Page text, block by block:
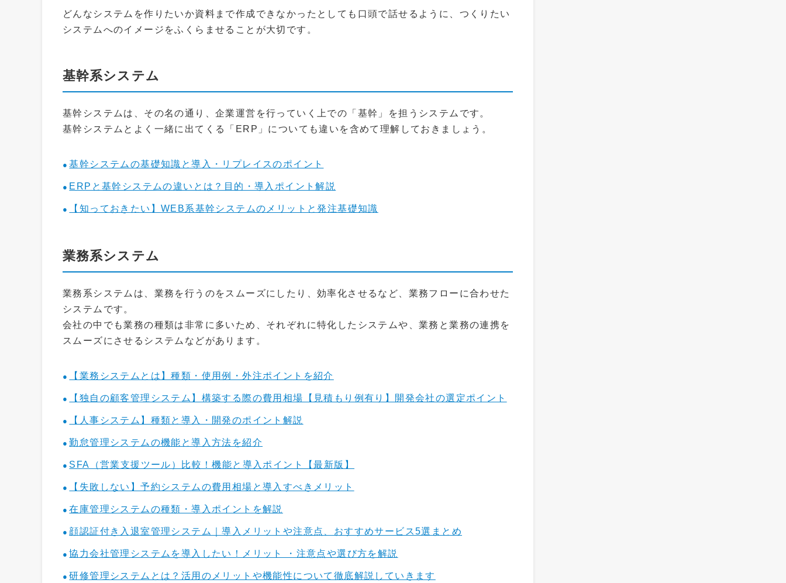
どんなシステムを作りたいか資料まで作成できなかったとしても口頭で話せるように、つくりたい
システムへのイメージをふくらませることが大切です。
基幹系システム
基幹システムは、その名の通り、企業運営を行っていく上での「基幹」を担うシステムです。
基幹システムとよく一緒に出てくる「ERP」についても違いを含めて理解しておきましょう。
基幹システムの基礎知識と導入・リプレイスのポイント
ERPと基幹システムの違いとは？目的・導入ポイント解説
【知っておきたい】WEB系基幹システムのメリットと発注基礎知識
業務系システム
業務系システムは、業務を行うのをスムーズにしたり、効率化させるなど、業務フローに合わせた
システムです。
会社の中でも業務の種類は非常に多いため、それぞれに特化したシステムや、業務と業務の連携を
スムーズにさせるシステムなどがあります。
【業務システムとは】種類・使用例・外注ポイントを紹介
【独自の顧客管理システム】構築する際の費用相場【見積もり例有り】開発会社の選定ポイント
【人事システム】種類と導入・開発のポイント解説
勤怠管理システムの機能と導入方法を紹介
SFA（営業支援ツール）比較！機能と導入ポイント【最新版】
【失敗しない】予約システムの費用相場と導入すべきメリット
在庫管理システムの種類・導入ポイントを解説
顔認証付き入退室管理システム｜導入メリットや注意点、おすすめサービス5選まとめ
協力会社管理システムを導入したい！メリット ・注意点や選び方を解説
研修管理システムとは？活用のメリットや機能性について徹底解説していきます